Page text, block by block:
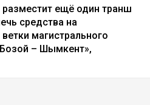
ещё один транш
средства на
магистрального
– Шымкент»,